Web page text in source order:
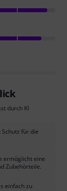
durch KI
für die
ermöglicht eine
Zubehörteile.
einfach zu